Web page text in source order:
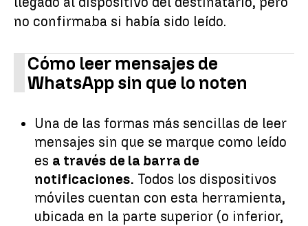
no confirmaba si había sido leído.
Cómo leer mensajes de
WhatsApp sin que lo noten
Una de las formas más sencillas de leer
mensajes sin que se marque como leído
es a través de la barra de
notificaciones. Todos los dispositivos
móviles cuentan con esta herramienta,
ubicada en la parte superior (o inferior,